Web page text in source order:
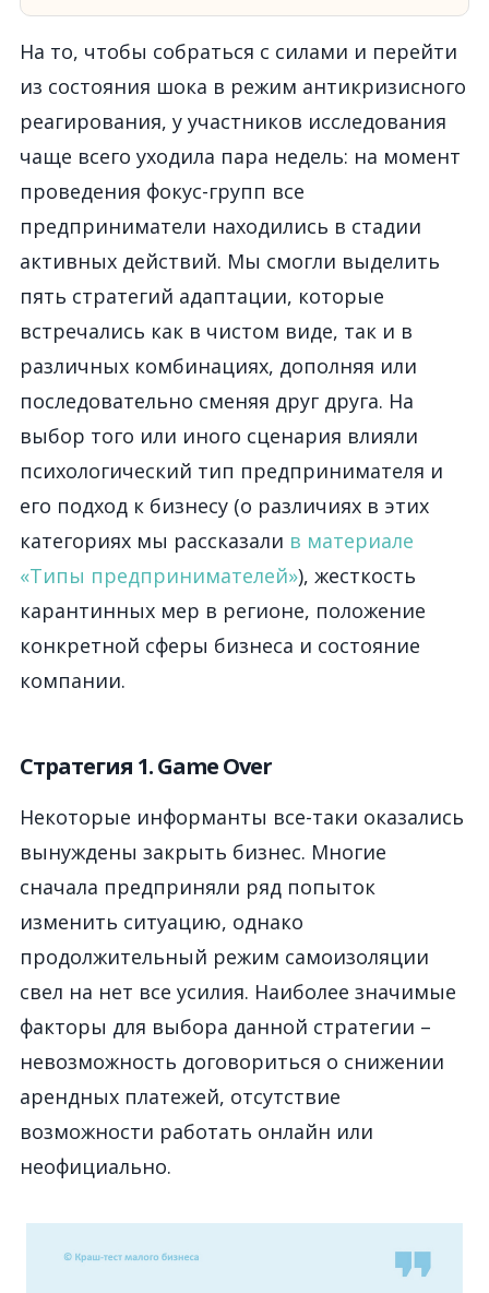
На то, чтобы собраться с силами и перейти
из состояния шока в режим антикризисного
реагирования, у участников исследования
чаще всего уходила пара недель: на момент
проведения фокус-групп все
предприниматели находились в стадии
активных действий. Мы смогли выделить
пять стратегий адаптации, которые
встречались как в чистом виде, так и в
различных комбинациях, дополняя или
последовательно сменяя друг друга. На
выбор того или иного сценария влияли
психологический тип предпринимателя и
его подход к бизнесу (о различиях в этих
категориях мы рассказали в материале
«Типы предпринимателей»), жесткость
карантинных мер в регионе, положение
конкретной сферы бизнеса и состояние
компании.
Стратегия 1. Game Over
Некоторые информанты все-таки оказались
вынуждены закрыть бизнес. Многие
сначала предприняли ряд попыток
изменить ситуацию, однако
продолжительный режим самоизоляции
свел на нет все усилия. Наиболее значимые
факторы для выбора данной стратегии –
невозможность договориться о снижении
арендных платежей, отсутствие
возможности работать онлайн или
неофициально.